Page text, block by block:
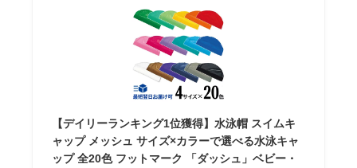
【デイリーランキング1位獲得】水泳帽 スイムキ
ャップ メッシュ サイズ×カラーで選べる水泳キャ
ップ 全20色 フットマーク 「ダッシュ」ベビー・